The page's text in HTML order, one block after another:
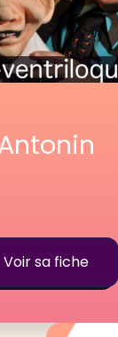
Voir sa fiche